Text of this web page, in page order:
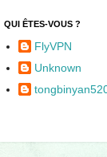
QUI ÊTES-VOUS ?
FlyVPN
Unknown